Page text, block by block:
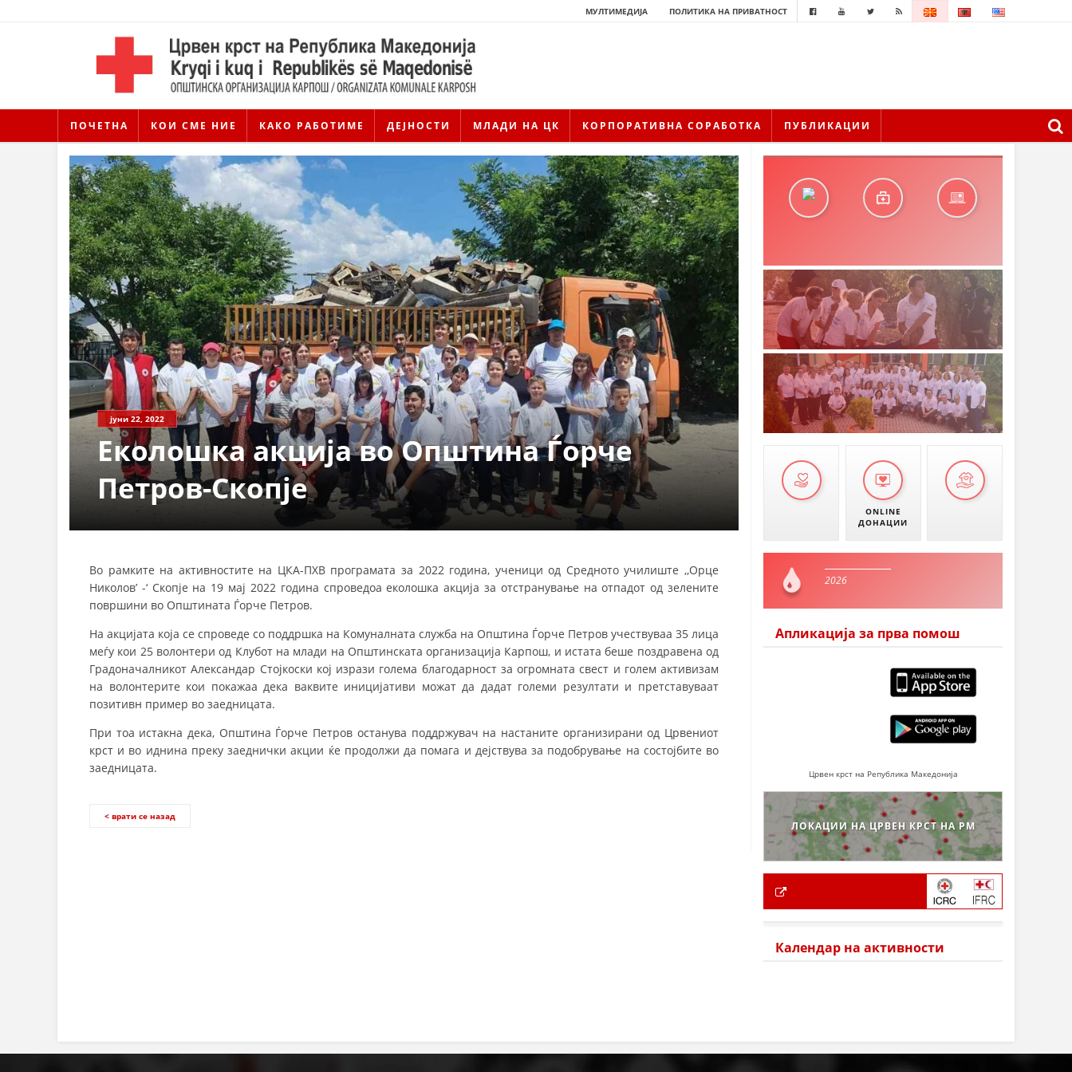
МУЛТИМЕДИЈА ПОЛИТИКА НА ПРИВАТНОСТ
ПОЧЕТНА КОИ СМЕ НИЕ КАКО РАБОТИМЕ ДЕЈНОСТИ МЛАДИ НА ЦК КОРПОРАТИВНА СОРАБОТКА ПУБЛИКАЦИИ
ДЕЈСТВУВАЊЕ
ПРИРАЧНИЦИ
БРОШУРИ
јуни 22, 2022
Еколошка акција во Општина Ѓорче
Петров-Скопје
Во рамките на активностите на ЦКА-ПХВ програмата за 2022 година, ученици од Средното училиште ,,Орце
Николов’ -‘ Скопје на 19 мај 2022 година спроведоа еколошка акција за отстранување на отпадот од зелените
површини во Општината Ѓорче Петров.
На акцијата која се спроведе со поддршка на Комуналната служба на Општина Ѓорче Петров учествуваа 35 лица
меѓу кои 25 волонтери од Клубот на млади на Општинската организација Карпош, и истата беше поздравена од
Градоначалникот Александар Стојкоски кој изрази голема благодарност за огромната свест и голем активизам
на волонтерите кои покажаа дека ваквите иницијативи можат да дадат големи резултати и претставуваат
позитивн пример во заедницата.
При тоа истакна дека, Општина Ѓорче Петров останува поддржувач на настаните организирани од Црвениот
крст и во иднина преку заеднички акции ќе продолжи да помага и дејствува за подобрување на состојбите во
заедницата.
< врати се назад
ONLINE
ДОНАЦИИ
2026
Апликација за прва помош
Црвен крст на Република Македонија
ЛОКАЦИИ НА ЦРВЕН КРСТ НА РМ
Календар на активности